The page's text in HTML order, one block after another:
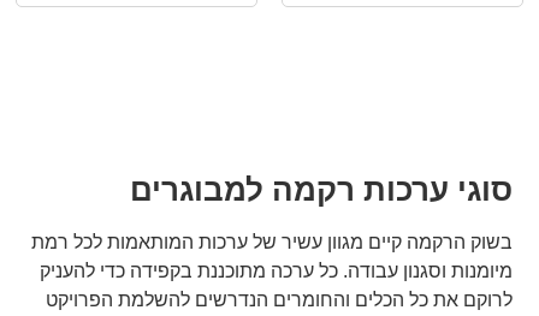
סוגי ערכות רקמה למבוגרים
בשוק הרקמה קיים מגוון עשיר של ערכות המותאמות לכל רמת
מיומנות וסגנון עבודה. כל ערכה מתוכננת בקפידה כדי להעניק
לרוקם את כל הכלים והחומרים הנדרשים להשלמת הפרויקט